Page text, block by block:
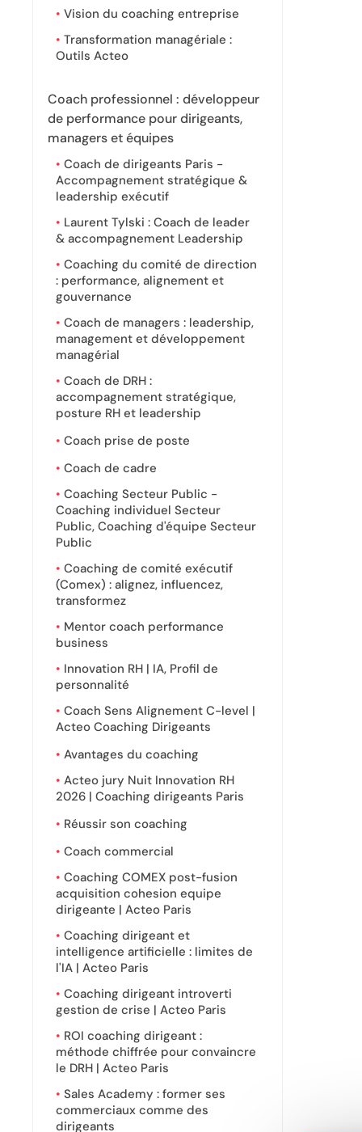
Vision du coaching entreprise
Transformation managériale :
Outils Acteo
Coach professionnel : développeur
de performance pour dirigeants,
managers et équipes
Coach de dirigeants Paris -
Accompagnement stratégique &
leadership exécutif
Laurent Tylski : Coach de leader
& accompagnement Leadership
Coaching du comité de direction
: performance, alignement et
gouvernance
Coach de managers : leadership,
management et développement
managérial
Coach de DRH :
accompagnement stratégique,
posture RH et leadership
Coach prise de poste
Coach de cadre
Coaching Secteur Public -
Coaching individuel Secteur
Public, Coaching d'équipe Secteur
Public
Coaching de comité exécutif
(Comex) : alignez, influencez,
transformez
Mentor coach performance
business
Innovation RH | IA, Profil de
personnalité
Coach Sens Alignement C-level |
Acteo Coaching Dirigeants
Avantages du coaching
Acteo jury Nuit Innovation RH
2026 | Coaching dirigeants Paris
Réussir son coaching
Coach commercial
Coaching COMEX post-fusion
acquisition cohesion equipe
dirigeante | Acteo Paris
Coaching dirigeant et
intelligence artificielle : limites de
l'IA | Acteo Paris
Coaching dirigeant introverti
gestion de crise | Acteo Paris
ROI coaching dirigeant :
méthode chiffrée pour convaincre
le DRH | Acteo Paris
Sales Academy : former ses
commerciaux comme des
dirigeants